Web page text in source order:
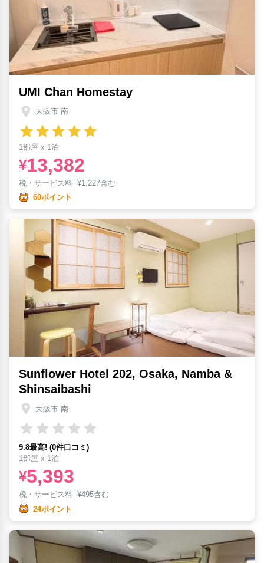
UMI Chan Homestay
大阪市 南
1部屋 x 1泊
¥13,382
税・サービス料 ¥1,227含む
60ポイント
Sunflower Hotel 202, Osaka, Namba &
Shinsaibashi
大阪市 南
9.8最高! (0件口コミ)
1部屋 x 1泊
¥5,393
税・サービス料 ¥495含む
24ポイント